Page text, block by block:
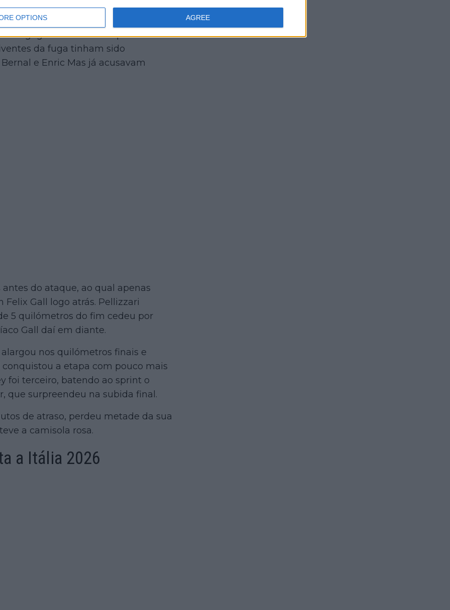
OPTIONS AGREE
Piganzolie Sepp Kuss a
O grupo ficou reduzido a
Vingegaard atacar a 7 quilómetros
da fuga tinham sido
e Enric Mas já acusavam
do ataque, ao qual apenas
Gall logo atrás. Pellizzari
5 quilómetros do fim cedeu por
Gall daí em diante.
nos quilómetros finais e
a etapa com pouco mais
foi terceiro, batendo ao sprint o
que surpreendeu na subida final.
de atraso, perdeu metade da sua
a camisola rosa.
a Itália 2026